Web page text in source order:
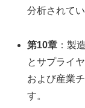
分析されてい
第10章 ：製
とサプライ
および産業
す。